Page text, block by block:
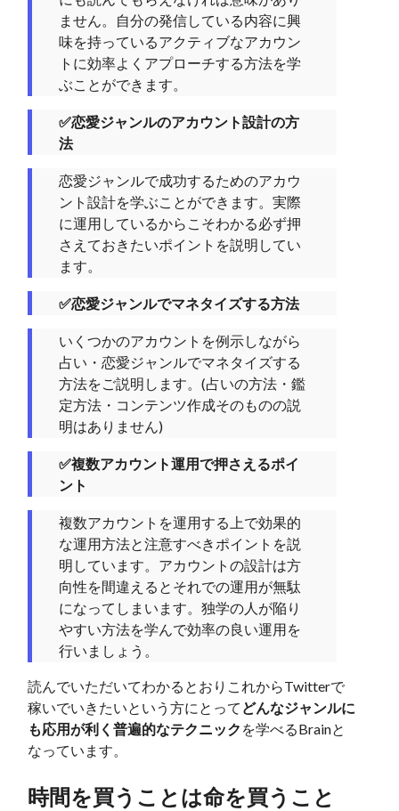
ません。自分の発信している内容に興
味を持っているアクティブなアカウン
トに効率よくアプローチする方法を学
ぶことができます。
✅恋愛ジャンルのアカウント設計の方
法
恋愛ジャンルで成功するためのアカウ
ント設計を学ぶことができます。実際
に運用しているからこそわかる必ず押
さえておきたいポイントを説明してい
ます。
✅恋愛ジャンルでマネタイズする方法
いくつかのアカウントを例示しながら
占い・恋愛ジャンルでマネタイズする
方法をご説明します。(占いの方法・鑑
定方法・コンテンツ作成そのものの説
明はありません)
✅複数アカウント運用で押さえるポイ
ント
複数アカウントを運用する上で効果的
な運用方法と注意すべきポイントを説
明しています。アカウントの設計は方
向性を間違えるとそれでの運用が無駄
になってしまいます。独学の人が陥り
やすい方法を学んで効率の良い運用を
行いましょう。
読んでいただいてわかるとおりこれからTwitterで
稼いでいきたいという方にとって どんなジャンルに
も応用が利く普遍的なテクニック を学べるBrainと
なっています。
時間を買うことは命を買うこと